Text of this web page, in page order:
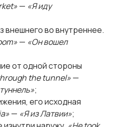
— «Я иду
внешнего во внутреннее.
— «Он вошел
от одной стороны
the tunnel»—
;
его исходная
— «Я из Латвии»;